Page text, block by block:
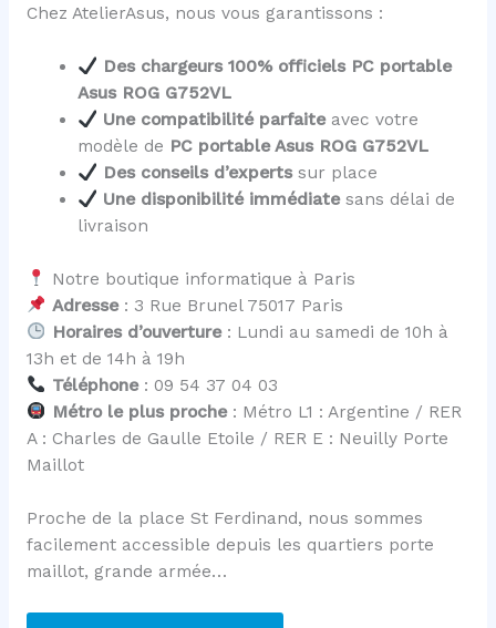
Chez AtelierAsus, nous vous garantissons :
Des chargeurs 100% officiels PC portable
Asus ROG G752VL
Une compatibilité parfaiteavec votre
modèle de PC portable Asus ROG G752VL
Des conseils d’expertssur place
Une disponibilité immédiatesans délai de
livraison
Notre boutique informatique à Paris
Adresse: 3 Rue Brunel 75017 Paris
Horaires d’ouverture: Lundi au samedi de 10h à
13h et de 14h à 19h
Téléphone: 09 54 37 04 03
Métro le plus proche: Métro L1 : Argentine / RER
A : Charles de Gaulle Etoile / RER E : Neuilly Porte
Maillot
Proche de la place St Ferdinand, nous sommes
facilement accessible depuis les quartiers porte
maillot, grande armée…